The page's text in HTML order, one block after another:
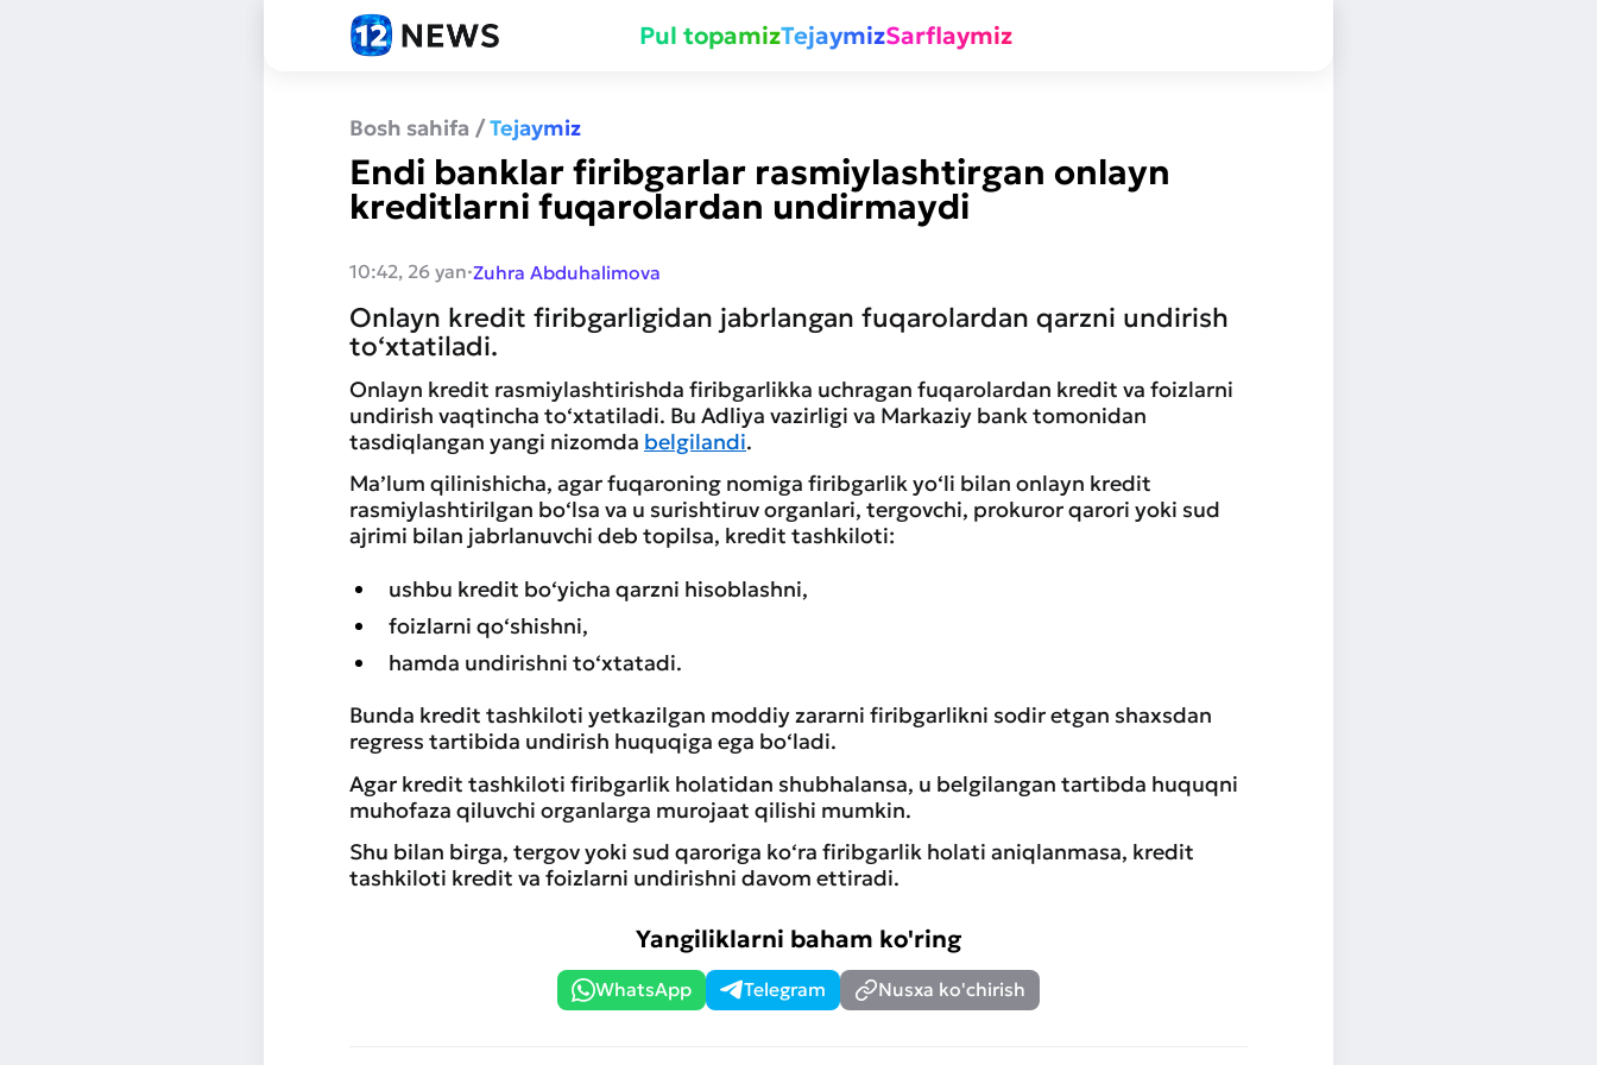
Pul topamizTejaymizSarflaymiz
Bosh sahifa /Tejaymiz
Endi banklar firibgarlar rasmiylashtirgan onlayn
kreditlarni fuqarolardan undirmaydi
10:42, 26 yan·Zuhra Abduhalimova
Onlayn kredit firibgarligidan jabrlangan fuqarolardan qarzni undirish
to‘xtatiladi.
Onlayn kredit rasmiylashtirishda firibgarlikka uchragan fuqarolardan kredit va foizlarni
undirish vaqtincha to‘xtatiladi. Bu Adliya vazirligi va Markaziy bank tomonidan
tasdiqlangan yangi nizomda belgilandi.
Ma’lum qilinishicha, agar fuqaroning nomiga firibgarlik yo‘li bilan onlayn kredit
rasmiylashtirilgan bo‘lsa va u surishtiruv organlari, tergovchi, prokuror qarori yoki sud
ajrimi bilan jabrlanuvchi deb topilsa, kredit tashkiloti:
ushbu kredit bo‘yicha qarzni hisoblashni,
foizlarni qo‘shishni,
hamda undirishni to‘xtatadi.
Bunda kredit tashkiloti yetkazilgan moddiy zararni firibgarlikni sodir etgan shaxsdan
regress tartibida undirish huquqiga ega bo‘ladi.
Agar kredit tashkiloti firibgarlik holatidan shubhalansa, u belgilangan tartibda huquqni
muhofaza qiluvchi organlarga murojaat qilishi mumkin.
Shu bilan birga, tergov yoki sud qaroriga ko‘ra firibgarlik holati aniqlanmasa, kredit
tashkiloti kredit va foizlarni undirishni davom ettiradi.
Yangiliklarni baham ko'ring
WhatsApp Telegram Nusxa ko'chirish